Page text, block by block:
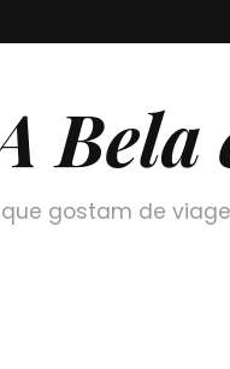
Bela
gostam de